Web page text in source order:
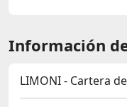
Información
LIMONI - Cartera